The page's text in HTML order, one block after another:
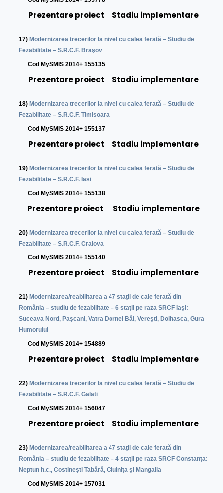
Prezentare proiect Stadiu implementare
17) Modernizarea trecerilor la nivel cu calea ferată – Studiu de
Fezabilitate – S.R.C.F. Braşov
Cod MySMIS 2014+ 155135
Prezentare proiect Stadiu implementare
18) Modernizarea trecerilor la nivel cu calea ferată – Studiu de
Fezabilitate – S.R.C.F. Timisoara
Cod MySMIS 2014+ 155137
Prezentare proiect Stadiu implementare
19) Modernizarea trecerilor la nivel cu calea ferată – Studiu de
Fezabilitate – S.R.C.F. Iasi
Cod MySMIS 2014+ 155138
Prezentare proiect Stadiu implementare
20) Modernizarea trecerilor la nivel cu calea ferată – Studiu de
Fezabilitate – S.R.C.F. Craiova
Cod MySMIS 2014+ 155140
Prezentare proiect Stadiu implementare
21) Modernizarea/reabilitarea a 47 staţii de cale ferată din
România – studiu de fezabilitate – 6 staţii pe raza SRCF Iaşi:
Suceava Nord, Paşcani, Vatra Dornei Băi, Vereşti, Dolhasca, Gura
Humorului
Cod MySMIS 2014+ 154889
Prezentare proiect Stadiu implementare
22) Modernizarea trecerilor la nivel cu calea ferată – Studiu de
Fezabilitate – S.R.C.F. Galati
Cod MySMIS 2014+ 156047
Prezentare proiect Stadiu implementare
23) Modernizarea/reabilitarea a 47 staţii de cale ferată din
România – studiu de fezabilitate – 4 staţii pe raza SRCF Constanţa:
Neptun h.c., Costineşti Tabără, Ciulniţa şi Mangalia
Cod MySMIS 2014+ 157031